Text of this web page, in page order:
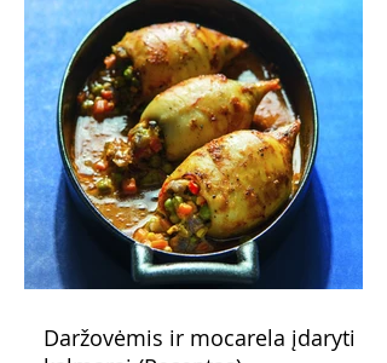
Daržovėmis ir mocarela įdaryti